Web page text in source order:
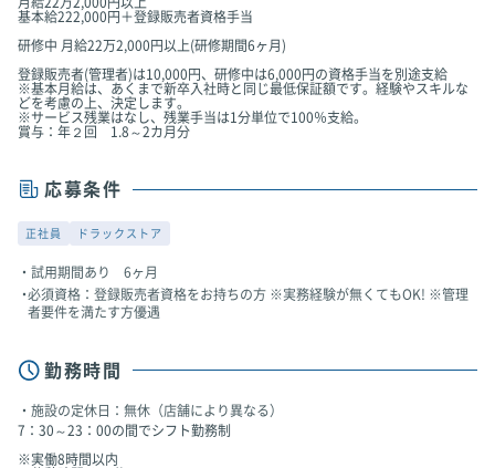
基本給222,000円＋登録販売者資格手当
研修中 月給22万2,000円以上(研修期間6ヶ月)
登録販売者(管理者)は10,000円、研修中は6,000円の資格手当を別途支給
※基本月給は、あくまで新卒入社時と同じ最低保証額です。経験やスキルな
どを考慮の上、決定します。
※サービス残業はなし、残業手当は1分単位で100％支給。
賞与：年２回 1.8～2カ月分
応募条件
正社員 ドラックストア
試用期間あり 6ヶ月
必須資格：登録販売者資格をお持ちの方 ※実務経験が無くてもOK! ※管理
者要件を満たす方優遇
勤務時間
施設の定休日：無休（店舗により異なる）
7：30～23：00の間でシフト勤務制
※実働8時間以内